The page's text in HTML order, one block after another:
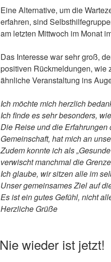
Eine Alternative, um die
erfahren, sind
am letzten Mittwoch im Monat
Das Interesse war sehr groß,
positiven Rückmeldungen, wie
ähnliche Veranstaltung ins
Ich möchte mich herzlich
Ich finde es sehr besonders,
Die Reise und die
Gemeinschaft, hat mich an
Zudem konnte ich als
verwischt manchmal die
Ich glaube, wir sitzen alle im
Unser gemeinsames Ziel auf
Es ist ein gutes Gefühl, nicht
Herzliche Grüße
Nie wieder ist jetzt!